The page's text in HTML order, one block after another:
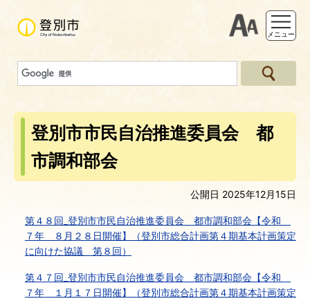
支援ツー
メニュー
登別市市民自治推進委員会 都
市調和部会
公開日 2025年12月15日
第４８回_登別市市民自治推進委員会 都市調和部会【令和
７年 ８月２８日開催】（登別市総合計画第４期基本計画策定
に向けた協議 第８回）
第４７回_登別市市民自治推進委員会 都市調和部会【令和
７年 １月１７日開催】（登別市総合計画第４期基本計画策定